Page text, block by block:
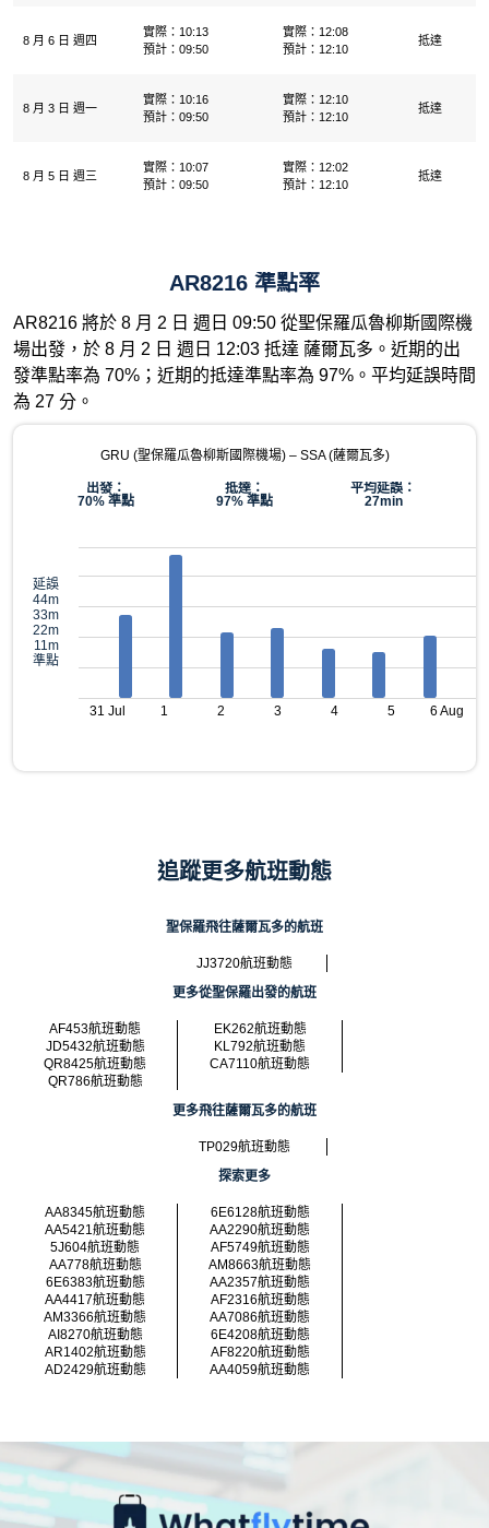
8 月 6 日 週四
實際：10:13
預計：09:50
實際：12:08
預計：12:10
抵達
8 月 3 日 週一
實際：10:16
預計：09:50
實際：12:10
預計：12:10
抵達
8 月 5 日 週三
實際：10:07
預計：09:50
實際：12:02
預計：12:10
抵達
AR8216 準點率
AR8216 將於 8 月 2 日 週日 09:50 從聖保羅瓜魯柳斯國際機
場出發，於 8 月 2 日 週日 12:03 抵達 薩爾瓦多。近期的出
發準點率為 70%；近期的抵達準點率為 97%。平均延誤時間
為 27 分。
GRU (聖保羅瓜魯柳斯國際機場) – SSA (薩爾瓦多)
出發：
70% 準點
抵達：
97% 準點
平均延誤：
27min
延誤
44m
33m
22m
11m
準點
31 Jul 1 2 3 4 5 6 Aug
追蹤更多航班動態
聖保羅飛往薩爾瓦多的航班
JJ3720航班動態
更多從聖保羅出發的航班
AF453航班動態
EK262航班動態
JD5432航班動態
KL792航班動態
QR8425航班動態
CA7110航班動態
QR786航班動態
更多飛往薩爾瓦多的航班
TP029航班動態
探索更多
AA8345航班動態
6E6128航班動態
AA5421航班動態
AA2290航班動態
5J604航班動態
AF5749航班動態
AA778航班動態
AM8663航班動態
6E6383航班動態
AA2357航班動態
AA4417航班動態
AF2316航班動態
AM3366航班動態
AA7086航班動態
AI8270航班動態
6E4208航班動態
AR1402航班動態
AF8220航班動態
AD2429航班動態
AA4059航班動態